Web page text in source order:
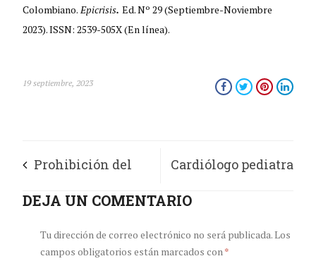
Colombiano. Epicrisis.Ed. Nº 29 (Septiembre-Noviembre
2023). ISSN: 2539-505X (En línea).
19 septiembre, 2023
Prohibición del
uso de biopolímeros:
La puerta hacia una
Cardiólogo pediatra
colombiano ganó la
patente por inventar
DEJA UN COMENTARIO
Tu dirección de correo electrónico no será publicada.Los
campos obligatorios están marcados con *